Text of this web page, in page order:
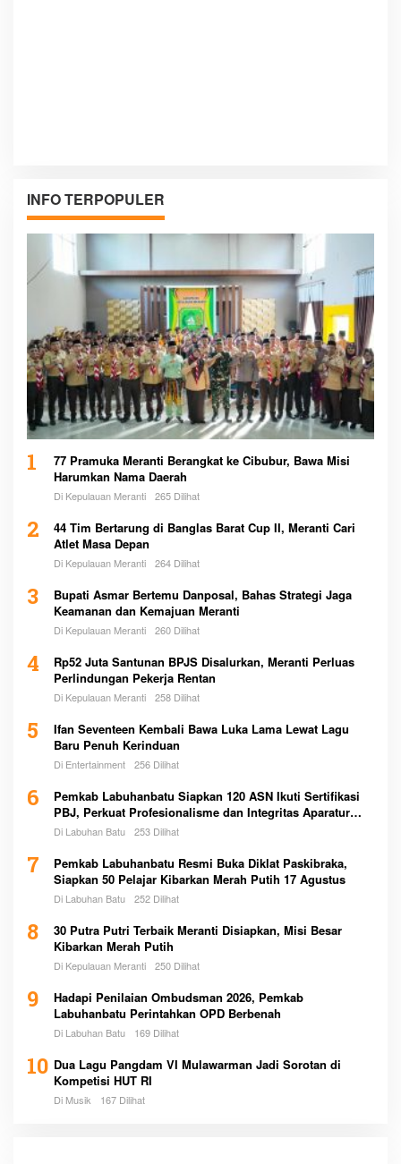
INFO TERPOPULER
1
77 Pramuka Meranti Berangkat ke Cibubur, Bawa Misi
Harumkan Nama Daerah
Di Kepulauan Meranti 265 Dilihat
2
44 Tim Bertarung di Banglas Barat Cup II, Meranti Cari
Atlet Masa Depan
Di Kepulauan Meranti 264 Dilihat
3
Bupati Asmar Bertemu Danposal, Bahas Strategi Jaga
Keamanan dan Kemajuan Meranti
Di Kepulauan Meranti 260 Dilihat
4
Rp52 Juta Santunan BPJS Disalurkan, Meranti Perluas
Perlindungan Pekerja Rentan
Di Kepulauan Meranti 258 Dilihat
5
Ifan Seventeen Kembali Bawa Luka Lama Lewat Lagu
Baru Penuh Kerinduan
Di Entertainment 256 Dilihat
6
Pemkab Labuhanbatu Siapkan 120 ASN Ikuti Sertifikasi
PBJ, Perkuat Profesionalisme dan Integritas Aparatur
Pemerintah
Di Labuhan Batu 253 Dilihat
7
Pemkab Labuhanbatu Resmi Buka Diklat Paskibraka,
Siapkan 50 Pelajar Kibarkan Merah Putih 17 Agustus
Di Labuhan Batu 252 Dilihat
8
30 Putra Putri Terbaik Meranti Disiapkan, Misi Besar
Kibarkan Merah Putih
Di Kepulauan Meranti 250 Dilihat
9
Hadapi Penilaian Ombudsman 2026, Pemkab
Labuhanbatu Perintahkan OPD Berbenah
Di Labuhan Batu 169 Dilihat
10 Dua Lagu Pangdam VI Mulawarman Jadi Sorotan di
Kompetisi HUT RI
Di Musik 167 Dilihat